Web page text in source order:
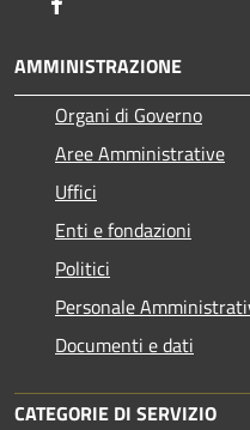
AMMINISTRAZIONE
Organi di Governo
Aree Amministrative
Uffici
Enti e fondazioni
Politici
Personale
Documenti e dati
CATEGORIE DI SERVIZIO